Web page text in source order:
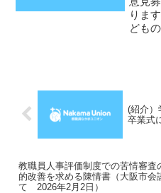
りま
ども
る...
(紹介
卒業式
教職員人事評価制度での苦情審査
的改善を求める陳情書（大阪市会
て 2026年2月2日）